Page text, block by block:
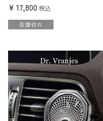
¥ 17,800 税込
在庫切れ